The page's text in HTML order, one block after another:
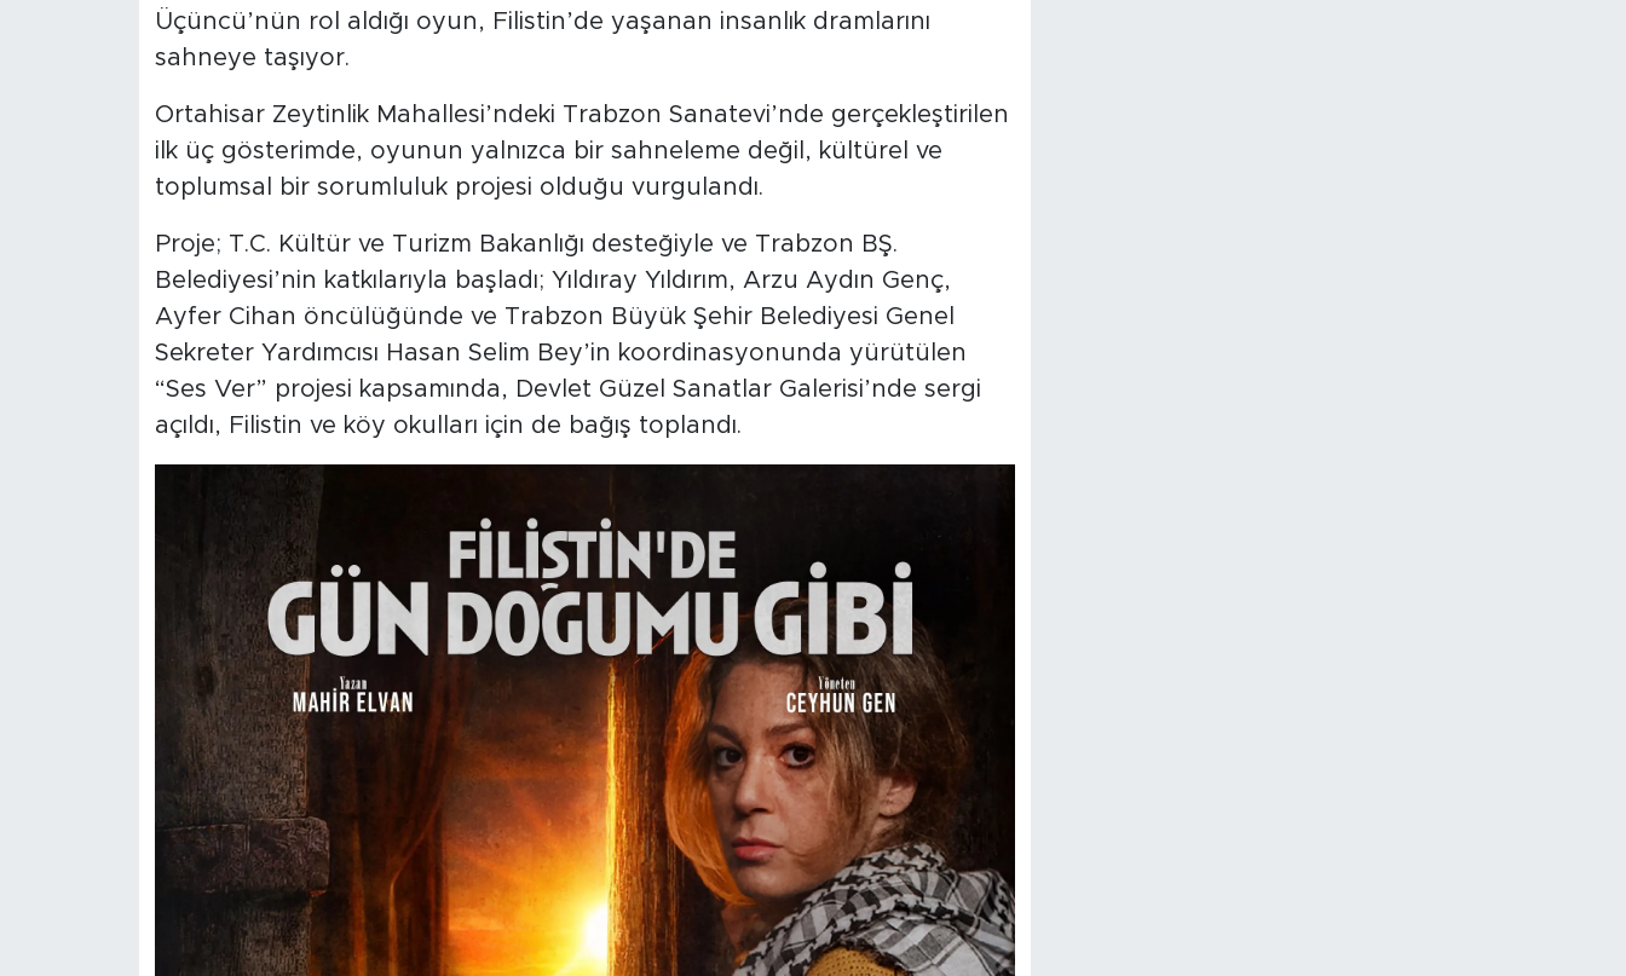
Üçüncü’nün rol aldığı oyun, Filistin’de yaşanan insanlık dramlarını
sahneye taşıyor.
Ortahisar Zeytinlik Mahallesi’ndeki Trabzon Sanatevi’nde gerçekleştirilen
ilk üç gösterimde, oyunun yalnızca bir sahneleme değil, kültürel ve
toplumsal bir sorumluluk projesi olduğu vurgulandı.
Proje; T.C. Kültür ve Turizm Bakanlığı desteğiyle ve Trabzon BŞ.
Belediyesi’nin katkılarıyla başladı; Yıldıray Yıldırım, Arzu Aydın Genç,
Ayfer Cihan öncülüğünde ve Trabzon Büyük Şehir Belediyesi Genel
Sekreter Yardımcısı Hasan Selim Bey’in koordinasyonunda yürütülen
“Ses Ver” projesi kapsamında, Devlet Güzel Sanatlar Galerisi’nde sergi
açıldı, Filistin ve köy okulları için de bağış toplandı.